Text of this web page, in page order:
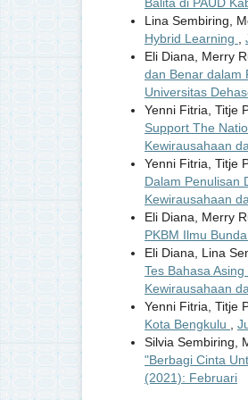
Balita di PAUD
Lina Sembiring,
Hybrid Learning ,
Eli Diana, Merry
dan Benar dalam
Universitas
Yenni Fitria, Titje
Support The
Kewirausahaan
Yenni Fitria, Titje
Dalam Penulisan
Kewirausahaan
Eli Diana, Merry
PKBM Ilmu
Eli Diana, Lina
Tes Bahasa
Kewirausahaan
Yenni Fitria, Titje
Kota Bengkulu ,
Silvia Sembiring,
"Berbagi Cinta
(2021): Februari